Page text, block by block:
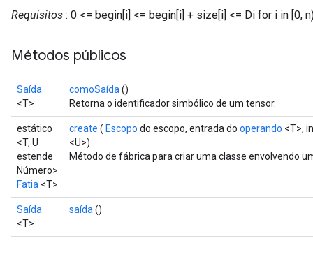
Requisitos : 0 <= begin[i] <= begin[i] + size[i] <= Di for i in [0,
Métodos públicos
Saída
<T>
comoSaída ()
Retorna o identificador simbólico de um tensor.
estático
<T, U
estende
Número>
Fatia <T>
create ( Escopo do escopo, entrada do operando <T>,
<U>)
Método de fábrica para criar uma classe envolvendo
Saída
<T>
saída ()